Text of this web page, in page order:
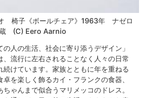
椅子《ボールチェア》1963年 ナゼロ
(C) Eero Aarnio
人の生活、社会に寄り添うデザイン」
、流行に左右されることなく人々の日常
続けています。家族とともに年を重ねる
を楽しく飾るカイ・フランクの食器、
ゃんまで似合うマリメッコのドレス。